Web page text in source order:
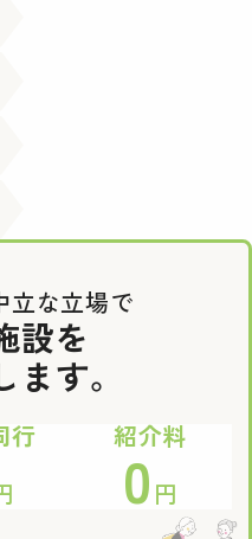
立な立場で
設を
ます。
行 紹介料
0 円